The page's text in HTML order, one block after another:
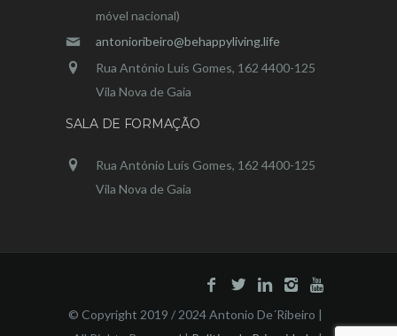
móvel nacional)
antonioribeiro@behappyliving.life
Rua António Luís Gomes, 162 4400-125
Vila Nova de Gaia
SALA DE FORMAÇÃO
Rua António Luís Gomes, 162 4400-125
Vila Nova de Gaia
© Copyright 2019 / 2024 Antonio De´Ribeiro |